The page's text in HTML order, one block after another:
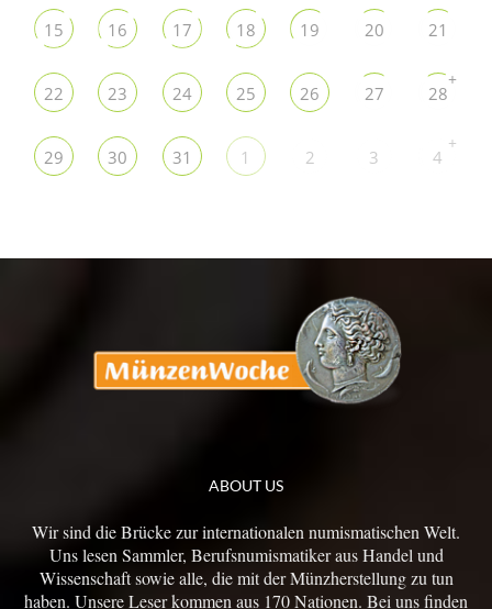
15 16 17 18 19 20 21
22 23 24 25 26 27 28
+
29 30 31 1 2 3 4
+
ABOUT US
Wir sind die Brücke zur internationalen numismatischen Welt.
Uns lesen Sammler, Berufsnumismatiker aus Handel und
Wissenschaft sowie alle, die mit der Münzherstellung zu tun
haben. Unsere Leser kommen aus 170 Nationen. Bei uns finden